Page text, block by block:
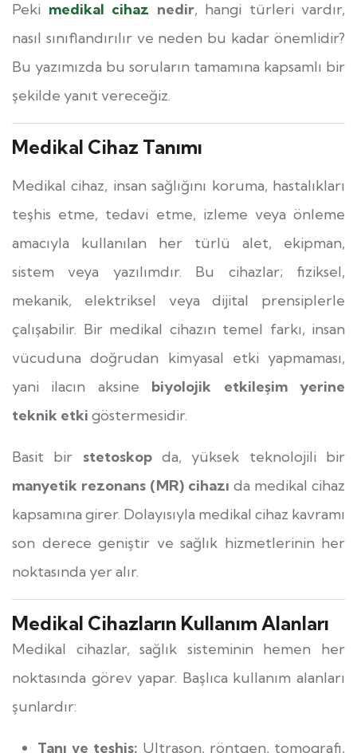
Peki medikal cihaz nedir, hangi türleri vardır,
nasıl sınıflandırılır ve neden bu kadar önemlidir?
Bu yazımızda bu soruların tamamına kapsamlı bir
şekilde yanıt vereceğiz.
Medikal Cihaz Tanımı
Medikal cihaz, insan sağlığını koruma, hastalıkları
teşhis etme, tedavi etme, izleme veya önleme
amacıyla kullanılan her türlü alet, ekipman,
sistem veya yazılımdır. Bu cihazlar; fiziksel,
mekanik, elektriksel veya dijital prensiplerle
çalışabilir. Bir medikal cihazın temel farkı, insan
vücuduna doğrudan kimyasal etki yapmaması,
yani ilacın aksine biyolojik etkileşim yerine
teknik etki göstermesidir.
Basit bir stetoskopda, yüksek teknolojili bir
manyetik rezonans (MR) cihazı da medikal cihaz
kapsamına girer. Dolayısıyla medikal cihaz kavramı
son derece geniştir ve sağlık hizmetlerinin her
noktasında yer alır.
Medikal Cihazların Kullanım Alanları
Medikal cihazlar, sağlık sisteminin hemen her
noktasında görev yapar. Başlıca kullanım alanları
şunlardır:
Tanı ve teşhis: Ultrason, röntgen, tomografi,